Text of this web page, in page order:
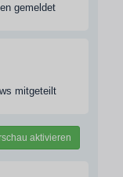
gemeldet
mitgeteilt
aktivieren